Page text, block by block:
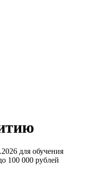
для обучения
100 000 рублей